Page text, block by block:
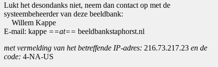
Lukt het desondanks niet, neem dan contact op met de
systeembeheerder van deze beeldbank:
Willem Kappe
E-mail: kappe ==at== beeldbankstaphorst.nl
met vermelding van het betreffende IP-adres: 216.73.217.23 en de
code: 4-NA-US